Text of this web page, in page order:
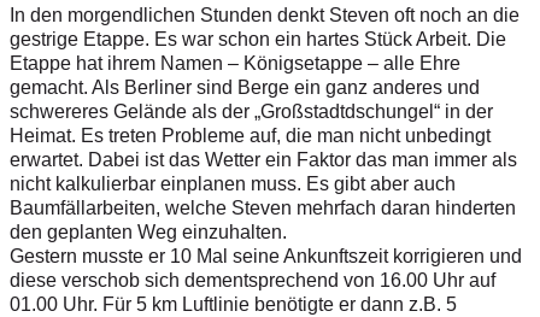
In den morgendlichen Stunden denkt Steven oft noch an die
gestrige Etappe. Es war schon ein hartes Stück Arbeit. Die
Etappe hat ihrem Namen – Königsetappe – alle Ehre
gemacht. Als Berliner sind Berge ein ganz anderes und
schwereres Gelände als der „Großstadtdschungel“ in der
Heimat. Es treten Probleme auf, die man nicht unbedingt
erwartet. Dabei ist das Wetter ein Faktor das man immer als
nicht kalkulierbar einplanen muss. Es gibt aber auch
Baumfällarbeiten, welche Steven mehrfach daran hinderten
den geplanten Weg einzuhalten.
Gestern musste er 10 Mal seine Ankunftszeit korrigieren und
diese verschob sich dementsprechend von 16.00 Uhr auf
01.00 Uhr. Für 5 km Luftlinie benötigte er dann z.B. 5